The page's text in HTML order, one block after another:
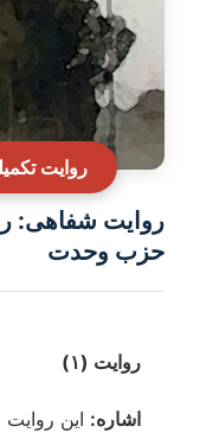
روایت
روایت‌ شفاهی:
حزب وحدت
روایت (۱)
اشاره: این